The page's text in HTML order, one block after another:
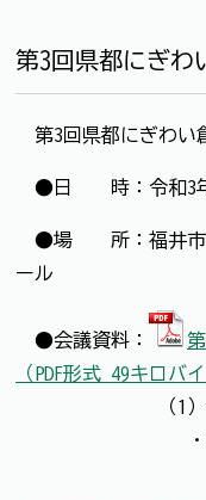
第3回県都にぎわ
第3回県都にぎわい
●日 時：令和3年
●場 所：福井市に
ール
●会議資料：
（PDF形式 49キロバイ
（1）令和3年
・エリアマ